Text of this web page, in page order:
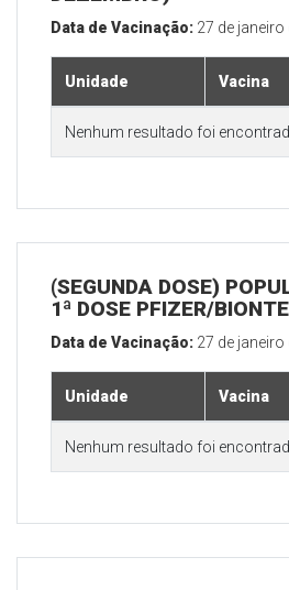
Data de Vacinação: 27 de janeiro
Unidade Vacina
Nenhum resultado foi
(SEGUNDA DOSE)
1ª DOSE PFIZER/
Data de Vacinação: 27 de janeiro
Unidade Vacina
Nenhum resultado foi